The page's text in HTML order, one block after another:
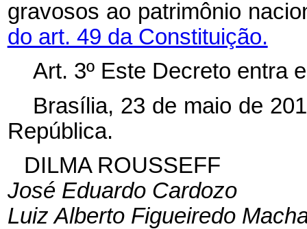
gravosos ao patrimônio
do art. 49 da Constituição.
Art. 3º Este Decreto entra
Brasília, 23 de maio de
República.
DILMA ROUSSEFF
José Eduardo Cardozo
Luiz Alberto Figueiredo